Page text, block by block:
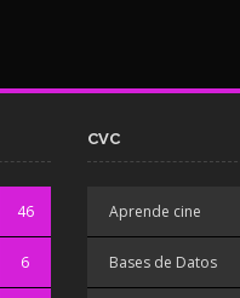
46
6
CVC
Aprende cine
Bases de Datos